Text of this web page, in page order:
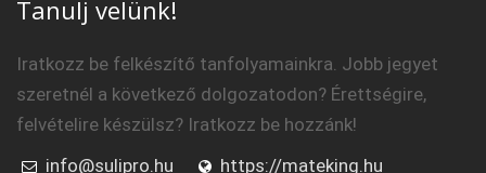
Tanulj velünk!
Iratkozz be felkészítő tanfolyamainkra. Jobb jegyet
szeretnél a következő dolgozatodon? Érettségire,
felvételire készülsz? Iratkozz be hozzánk!
info@sulipro.hu
https://mateking.hu